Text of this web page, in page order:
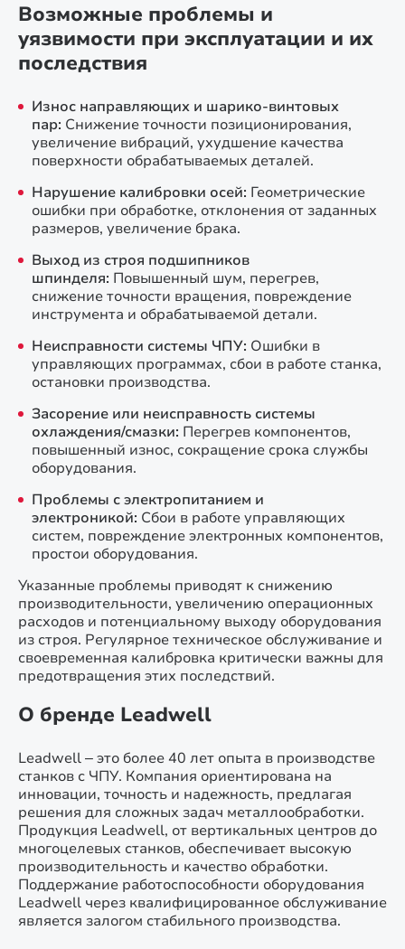
Возможные проблемы и
уязвимости при эксплуатации и их
последствия
Износ направляющих и шарико-винтовых
пар: Снижение точности позиционирования,
увеличение вибраций, ухудшение качества
поверхности обрабатываемых деталей.
Нарушение калибровки осей: Геометрические
ошибки при обработке, отклонения от заданных
размеров, увеличение брака.
Выход из строя подшипников
шпинделя: Повышенный шум, перегрев,
снижение точности вращения, повреждение
инструмента и обрабатываемой детали.
Неисправности системы ЧПУ: Ошибки в
управляющих программах, сбои в работе станка,
остановки производства.
Засорение или неисправность системы
охлаждения/смазки: Перегрев компонентов,
повышенный износ, сокращение срока службы
оборудования.
Проблемы с электропитанием и
электроникой: Сбои в работе управляющих
систем, повреждение электронных компонентов,
простои оборудования.
Указанные проблемы приводят к снижению
производительности, увеличению операционных
расходов и потенциальному выходу оборудования
из строя. Регулярное техническое обслуживание и
своевременная калибровка критически важны для
предотвращения этих последствий.
О бренде Leadwell
Leadwell – это более 40 лет опыта в производстве
станков с ЧПУ. Компания ориентирована на
инновации, точность и надежность, предлагая
решения для сложных задач металлообработки.
Продукция Leadwell, от вертикальных центров до
многоцелевых станков, обеспечивает высокую
производительность и качество обработки.
Поддержание работоспособности оборудования
Leadwell через квалифицированное обслуживание
является залогом стабильного производства.